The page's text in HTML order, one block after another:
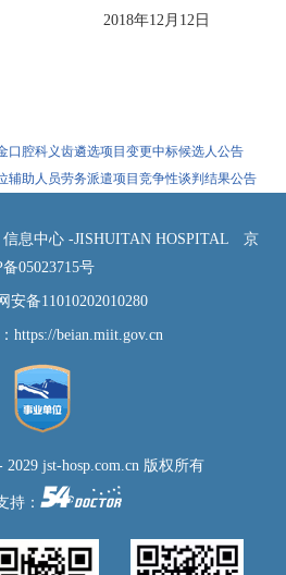
2018年12月12日
口腔科义齿遴选项目变更中标候选人公告
辅助人员劳务派遣项目竞争性谈判结果公告
息中心 -JISHUITAN HOSPITAL
京
备05023715号
安备11010202010280
https://beian.miit.gov.cn
jst-hosp.com.cn 版权所有
持：